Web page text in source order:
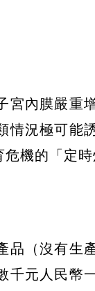
宮內膜嚴重
情況極可能
機的「定時
品（沒有生
千元人民幣